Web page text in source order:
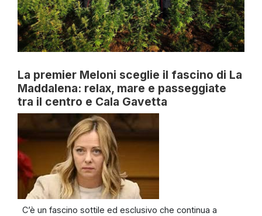
La premier Meloni sceglie il fascino di La
Maddalena: relax, mare e passeggiate
tra il centro e Cala Gavetta
C’è un fascino sottile ed esclusivo che continua a